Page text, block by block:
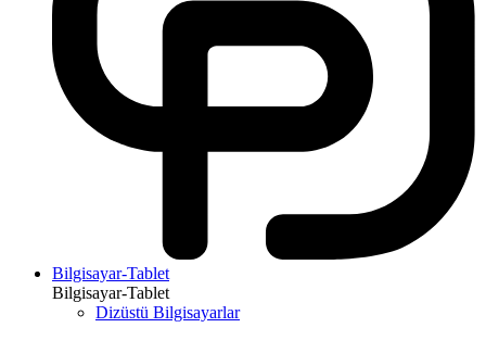
Bilgisayar-Tablet
Bilgisayar-Tablet
Dizüstü Bilgisayarlar